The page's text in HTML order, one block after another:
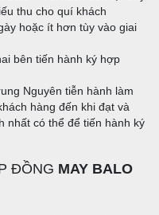
thu cho quí khách
hoặc ít hơn tùy vào giai
bên tiến hành ký hợp
Nguyên tiễn hành làm
hàng đến khi đạt và
nhất có thể để tiến hành ký
ĐỒNG MAY BALO